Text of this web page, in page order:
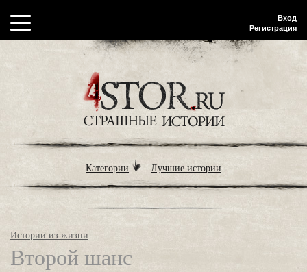
Вход
Регистрация
Категории Лучшие истории
Истории из жизни
Второй шанс